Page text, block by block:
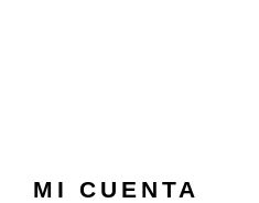
MI CUENTA